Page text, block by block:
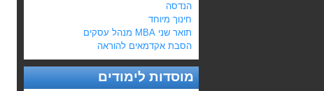
הנדסה
חינוך מיוחד
תואר שני MBA מנהל עסקים
הסבת אקדמאים להוראה
מוסדות לימודים